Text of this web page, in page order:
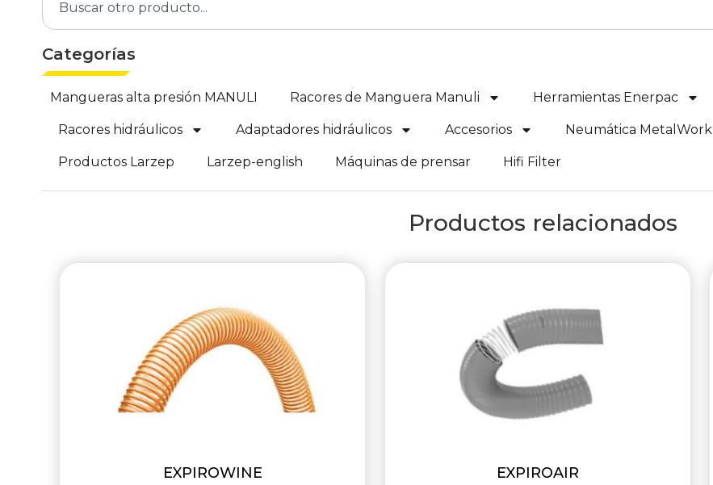
Categorías
Mangueras alta presión MANULI Racores de Manguera Manuli Herramientas Enerpac
Racores hidráulicos Adaptadores hidráulicos Accesorios Neumática MetalWork
Productos Larzep Larzep-english Máquinas de prensar Hifi Filter
Productos relacionados
EXPIROWINE EXPIROAIR